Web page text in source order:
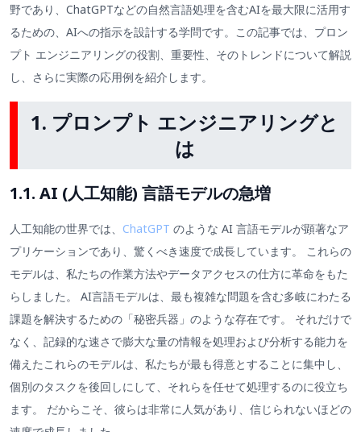
野であり、ChatGPTなどの自然言語処理を含むAIを最大限に活用す
るための、AIへの指示を設計する学問です。この記事では、プロン
プト エンジニアリングの役割、重要性、そのトレンドについて解説
し、さらに実際の応用例を紹介します。
1. プロンプト エンジニアリングと
は
1.1. AI (人工知能) 言語モデルの急増
人工知能の世界では、 ChatGPT のような AI 言語モデルが顕著なア
プリケーションであり、驚くべき速度で成長しています。 これらの
モデルは、私たちの作業方法やデータアクセスの仕方に革命をもた
らしました。 AI言語モデルは、最も複雑な問題を含む多岐にわたる
課題を解決するための「秘密兵器」のような存在です。 それだけで
なく、記録的な速さで膨大な量の情報を処理および分析する能力を
備えたこれらのモデルは、私たちが最も得意とすることに集中し、
個別のタスクを後回しにして、それらを任せて処理するのに役立ち
ます。 だからこそ、彼らは非常に人気があり、信じられないほどの